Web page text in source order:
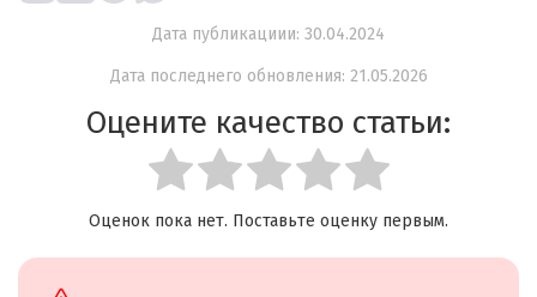
Дата публикациии: 30.04.2024
Дата последнего обновления: 21.05.2026
Оцените качество статьи:
Оценок пока нет. Поставьте оценку первым.